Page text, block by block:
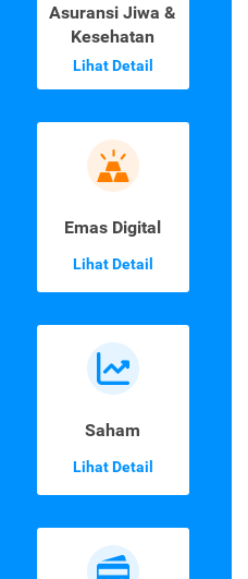
Asuransi Jiwa &
Kesehatan
Lihat Detail
Emas Digital
Lihat Detail
Saham
Lihat Detail